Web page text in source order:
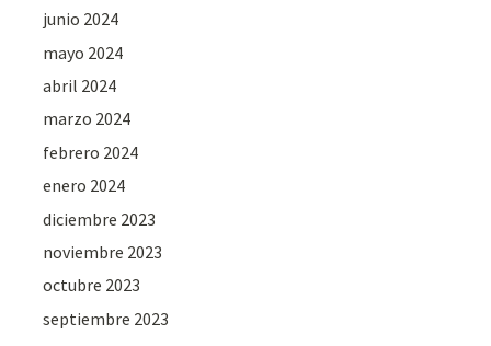
junio 2024
mayo 2024
abril 2024
marzo 2024
febrero 2024
enero 2024
diciembre 2023
noviembre 2023
octubre 2023
septiembre 2023